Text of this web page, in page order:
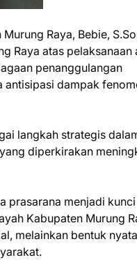
Raya, Bebie,
Raya atas pelaksanaan
penanggulangan
antisipasi dampak
langkah strategis
diperkirakan
prasarana menjadi kunci
Kabupaten Murung
melainkan bentuk nyata